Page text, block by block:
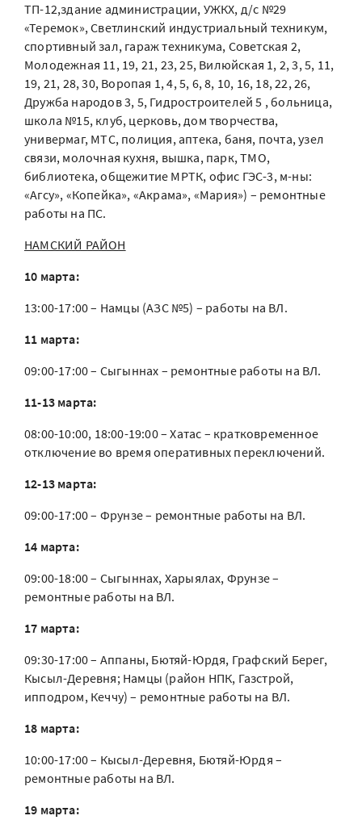
ТП-12,здание администрации, УЖКХ, д/с №29
«Теремок», Светлинский индустриальный техникум,
спортивный зал, гараж техникума, Советская 2,
Молодежная 11, 19, 21, 23, 25, Вилюйская 1, 2, 3, 5, 11,
19, 21, 28, 30, Воропая 1, 4, 5, 6, 8, 10, 16, 18, 22, 26,
Дружба народов 3, 5, Гидростроителей 5 , больница,
школа №15, клуб, церковь, дом творчества,
универмаг, МТС, полиция, аптека, баня, почта, узел
связи, молочная кухня, вышка, парк, ТМО,
библиотека, общежитие МРТК, офис ГЭС-3, м-ны:
«Агсу», «Копейка», «Акрама», «Мария») – ремонтные
работы на ПС.
НАМСКИЙ РАЙОН
10 марта:
13:00-17:00 – Намцы (АЗС №5) – работы на ВЛ.
11 марта:
09:00-17:00 – Сыгыннах – ремонтные работы на ВЛ.
11-13 марта:
08:00-10:00, 18:00-19:00 – Хатас – кратковременное
отключение во время оперативных переключений.
12-13 марта:
09:00-17:00 – Фрунзе – ремонтные работы на ВЛ.
14 марта:
09:00-18:00 – Сыгыннах, Харыялах, Фрунзе –
ремонтные работы на ВЛ.
17 марта:
09:30-17:00 – Аппаны, Бютяй-Юрдя, Графский Берег,
Кысыл-Деревня; Намцы (район НПК, Газстрой,
ипподром, Кеччу) – ремонтные работы на ВЛ.
18 марта:
10:00-17:00 – Кысыл-Деревня, Бютяй-Юрдя –
ремонтные работы на ВЛ.
19 марта: